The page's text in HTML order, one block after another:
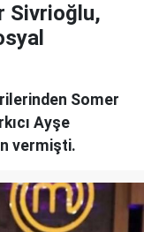
Sivrioğlu,
Somer
Ayşe
vermişti.